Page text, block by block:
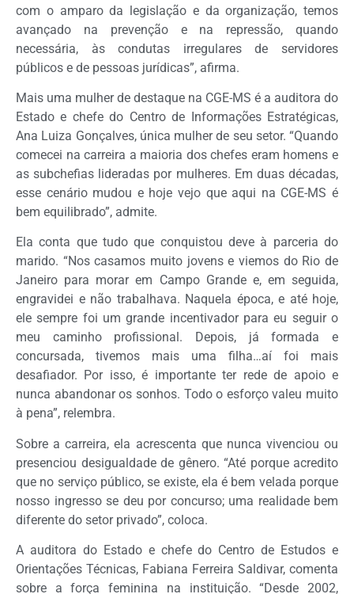
com o amparo da legislação e da organização, temos
avançado na prevenção e na repressão, quando
necessária, às condutas irregulares de servidores
públicos e de pessoas jurídicas”, afirma.
Mais uma mulher de destaque na CGE-MS é a auditora do
Estado e chefe do Centro de Informações Estratégicas,
Ana Luiza Gonçalves, única mulher de seu setor. “Quando
comecei na carreira a maioria dos chefes eram homens e
as subchefias lideradas por mulheres. Em duas décadas,
esse cenário mudou e hoje vejo que aqui na CGE-MS é
bem equilibrado”, admite.
Ela conta que tudo que conquistou deve à parceria do
marido. “Nos casamos muito jovens e viemos do Rio de
Janeiro para morar em Campo Grande e, em seguida,
engravidei e não trabalhava. Naquela época, e até hoje,
ele sempre foi um grande incentivador para eu seguir o
meu caminho profissional. Depois, já formada e
concursada, tivemos mais uma filha…aí foi mais
desafiador. Por isso, é importante ter rede de apoio e
nunca abandonar os sonhos. Todo o esforço valeu muito
à pena”, relembra.
Sobre a carreira, ela acrescenta que nunca vivenciou ou
presenciou desigualdade de gênero. “Até porque acredito
que no serviço público, se existe, ela é bem velada porque
nosso ingresso se deu por concurso; uma realidade bem
diferente do setor privado”, coloca.
A auditora do Estado e chefe do Centro de Estudos e
Orientações Técnicas, Fabiana Ferreira Saldivar, comenta
sobre a força feminina na instituição. “Desde 2002,